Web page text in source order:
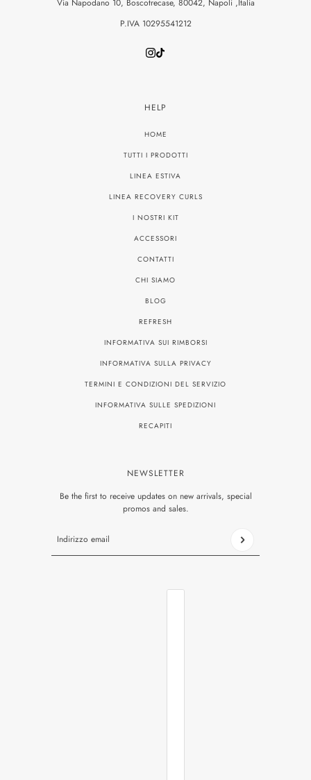
Via Napodano 10, Boscotrecase, 80042, Napoli ,Italia
P.IVA 10295541212
HELP
HOME
TUTTI I PRODOTTI
LINEA ESTIVA
LINEA RECOVERY CURLS
I NOSTRI KIT
ACCESSORI
CONTATTI
CHI SIAMO
BLOG
REFRESH
INFORMATIVA SUI RIMBORSI
INFORMATIVA SULLA PRIVACY
TERMINI E CONDIZIONI DEL SERVIZIO
INFORMATIVA SULLE SPEDIZIONI
RECAPITI
NEWSLETTER
Be the first to receive updates on new arrivals, special
promos and sales.
Indirizzo email
Questo sito è protetto da hCaptcha e applica le